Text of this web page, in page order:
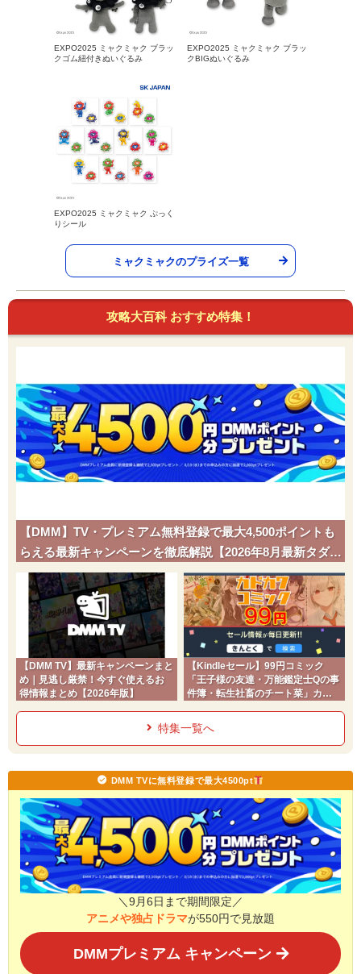
EXPO2025 ミャクミャク ブラッ
クゴム紐付きぬいぐるみ
EXPO2025 ミャクミャク ブラッ
クBIGぬいぐるみ
EXPO2025 ミャクミャク ぷっく
りシール
ミャクミャクのプライズ一覧
攻略大百科 おすすめ特集！
【DMM】TV・プレミアム無料登録で最大4,500ポイントも
らえる最新キャンペーンを徹底解説【2026年8月最新タダポ
チ】
【DMM TV】最新キャンペーンまと
め｜見逃し厳禁！今すぐ使えるお
得情報まとめ【2026年版】
【Kindleセール】99円コミック
「王子様の友達・万能鑑定士Qの事
件簿・転生社畜のチート菜」カド
特集一覧へ
DMM TVに無料登録で最大4500pt
＼9月6日まで期間限定／
アニメや独占ドラマが550円で見放題
DMMプレミアム キャンペーン